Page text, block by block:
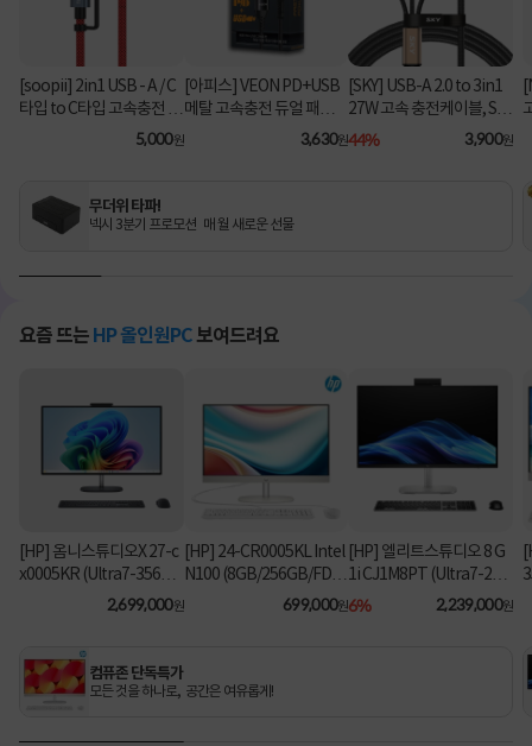
[soopii] 2in1 USB - A / C
타입 to C타입 고속충전 케
이블 PD 100W S52C [1.2
5,000원
[아피스] VEON PD+USB
메탈 고속충전 듀얼 패브릭
8핀 케이블
3,630원
[SKY] USB-A 2.0 to 3in1
27W 고속 충전케이블, SK
Y-A2-3IN1 [블랙/2m]
44% 3,900원
무더위 타파!
넥시 3분기 프로모션 매 월 새로운 선물
요즘 뜨는 HP 올인원PC 보여드려요
[HP] 옴니스튜디오X 27-c
x0005KR (Ultra7-356H/
16GB/1TB/Win11Hom
2,699,000원
[HP] 24-CR0005KL Intel
N100 (8GB/256GB/FD)
[기본제품]
699,000원
[HP] 엘리트스튜디오 8 G
1i CJ1M8PT (Ultra7-26
5/8GB/512GB/Win11Pr
6% 2,239,000원
컴퓨존 단독특가
모든 것을 하나로, 공간은 여유롭게!